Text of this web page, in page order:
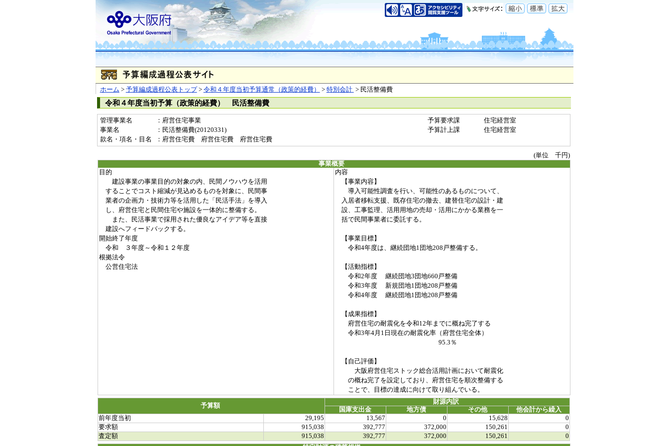
ホーム > 予算編成過程公表トップ> 令和４年度当初予算通常（政策的経費） > 特別会計 > 民活整備費
令和４年度当初予算（政策的経費） 民活整備費
管理事業名 ：府営住宅事業 予算要求課
住宅経営室
事業名
：民活整備費(20120331) 予算計上課
住宅経営室
款名・項名・目名
：府営住宅費 府営住宅費 府営住宅費
(単位 千円)
事業概要
目的
内容
建設事業の事業目的の対象の内、民間ノウハウを活用
【事業内容】
することでコスト縮減が見込めるものを対象に、民間事
導入可能性調査を行い、可能性のあるものについて、
業者の企画力・技術力等を活用した「民活手法」を導入
入居者移転支援、既存住宅の撤去、建替住宅の設計・建
し、府営住宅と民間住宅や施設を一体的に整備する。
設、工事監理、活用用地の売却・活用にかかる業務を一
また、民活事業で採用された優良なアイデア等を直接
括で民間事業者に委託する。
建設へフィードバックする。
開始終了年度
【事業目標】
令和 ３年度～令和１２年度
令和4年度は、継続団地1団地208戸整備する。
根拠法令
公営住宅法
【活動指標】
令和2年度 継続団地3団地660戸整備
令和3年度 新規団地1団地208戸整備
令和4年度 継続団地1団地208戸整備
【成果指標】
府営住宅の耐震化を令和12年までに概ね完了する
令和3年4月1日現在の耐震化率（府営住宅全体）
95.3％
【自己評価】
大阪府営住宅ストック総合活用計画において耐震化
の概ね完了を設定しており、府営住宅を順次整備する
ことで、目標の達成に向けて取り組んでいる。
予算額
財源内訳
国庫支出金
地方債 その他
他会計から繰入
前年度当初
29,195 13,567 0 15,628
0
要求額
915,038 392,777 372,000 150,261
0
査定額
915,038 392,777 372,000 150,261
0